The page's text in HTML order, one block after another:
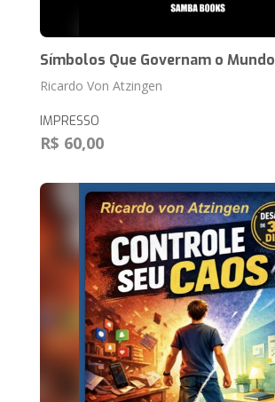
Símbolos Que Governam o Mundo
Ricardo Von Atzingen
IMPRESSO
R$ 60,00